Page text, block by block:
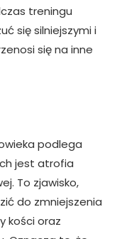
treningu
się silniejszymi i
się na inne
podlega
jest atrofia
To zjawisko,
do zmniejszenia
kości oraz